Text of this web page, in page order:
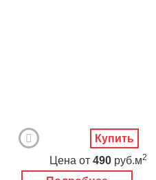
Цена от 490 руб.м2
Купить